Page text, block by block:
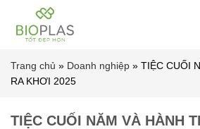
qua
dungTrang chủ » Doanh nghiệp » TIỆC CUỐI
RA KHƠI 2025
TIỆC CUỐI NĂM VÀ HÀNH